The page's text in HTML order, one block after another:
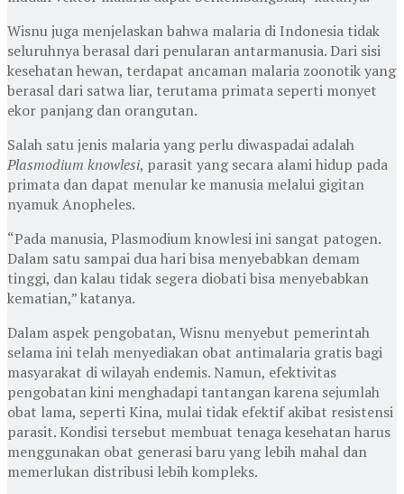
Wisnu juga menjelaskan bahwa malaria di Indonesia tidak
seluruhnya berasal dari penularan antarmanusia. Dari sisi
kesehatan hewan, terdapat ancaman malaria zoonotik yang
berasal dari satwa liar, terutama primata seperti monyet
ekor panjang dan orangutan.
Salah satu jenis malaria yang perlu diwaspadai adalah
Plasmodium knowlesi, parasit yang secara alami hidup pada
primata dan dapat menular ke manusia melalui gigitan
nyamuk Anopheles.
“Pada manusia, Plasmodium knowlesi ini sangat patogen.
Dalam satu sampai dua hari bisa menyebabkan demam
tinggi, dan kalau tidak segera diobati bisa menyebabkan
kematian,” katanya.
Dalam aspek pengobatan, Wisnu menyebut pemerintah
selama ini telah menyediakan obat antimalaria gratis bagi
masyarakat di wilayah endemis. Namun, efektivitas
pengobatan kini menghadapi tantangan karena sejumlah
obat lama, seperti Kina, mulai tidak efektif akibat resistensi
parasit. Kondisi tersebut membuat tenaga kesehatan harus
menggunakan obat generasi baru yang lebih mahal dan
memerlukan distribusi lebih kompleks.